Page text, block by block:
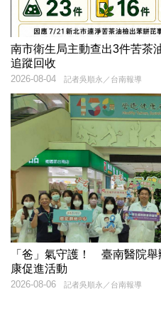
南市衛生局主動查出3件苦
追蹤回收
記者吳順永／台南報導
2026-08-04
「爸」氣守護！ 臺南醫院
康促進活動
記者吳順永／台南報導
2026-08-06